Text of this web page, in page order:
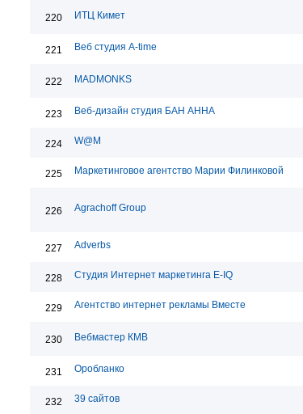
220 ИТЦ Кимет
221 Веб студия A-time
222 MADMONKS
223 Веб-дизайн студия БАН АННА
224 W@M
225 Маркетинговое агентство Марии Филинковой
226 Agrachoff Group
227 Adverbs
228 Студия Интернет маркетинга E-IQ
229 Агентство интернет рекламы Вместе
230 Вебмастер КМВ
231 Оробланко
232 39 сайтов